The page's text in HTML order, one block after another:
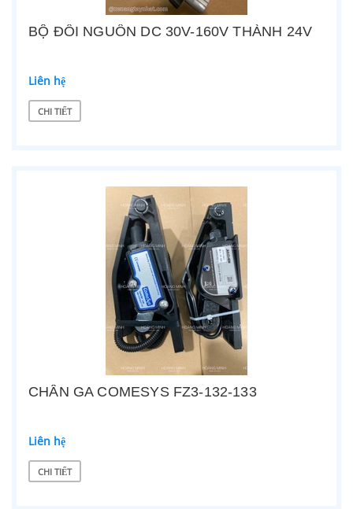
BỘ ĐỔI NGUỒN DC 30V-160V THÀNH 24V
Liên hệ
CHI TIẾT
CHÂN GA COMESYS FZ3-132-133
Liên hệ
CHI TIẾT